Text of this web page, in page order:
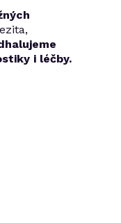
i léčby.